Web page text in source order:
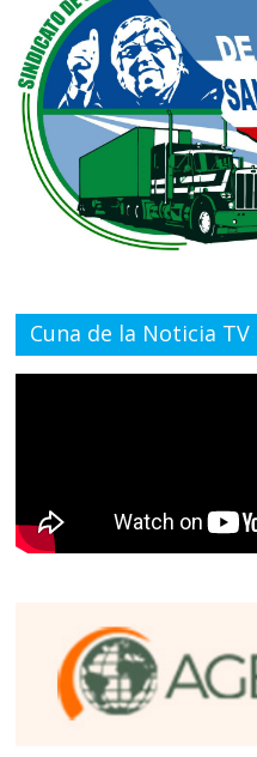
Cuna de la Noticia TV